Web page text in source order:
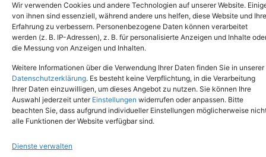
Wir verwenden Cookies und andere Technologien auf unserer Website.
von ihnen sind essenziell, während andere uns helfen, diese Website und Ihre
Erfahrung zu verbessern. Personenbezogene Daten können verarbeitet
werden (z. B. IP-Adressen), z. B. für personalisierte Anzeigen und Inhalte
die Messung von Anzeigen und Inhalten.
Weitere Informationen über die Verwendung Ihrer Daten finden Sie in unserer
Datenschutzerklärung. Es besteht keine Verpflichtung, in die Verarbeitung
Ihrer Daten einzuwilligen, um dieses Angebot zu nutzen. Sie können Ihre
Auswahl jederzeit unter Einstellungen widerrufen oder anpassen. Bitte
beachten Sie, dass aufgrund individueller Einstellungen möglicherweise
alle Funktionen der Website verfügbar sind.
Dienste verwalten
Copyright © 2024. Alle Rechte vorbehalten.
Tel.: (02651) - 77438info@tierheim-mayen.de
In der Pluns 1, 56727 Mayen